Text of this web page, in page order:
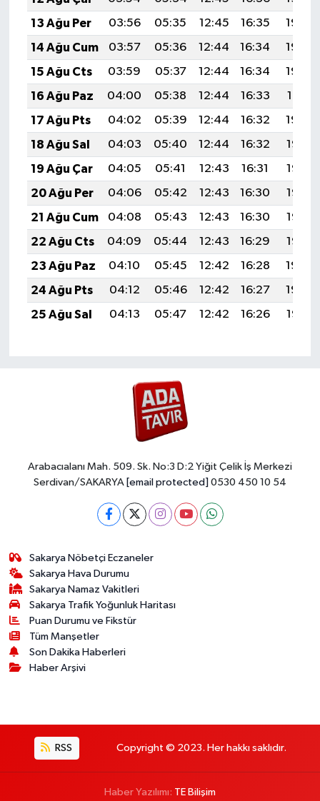
13 Ağu Per
03:56 05:35 12:45 16:35
19:45
14 Ağu Cum
03:57 05:36 12:44 16:34
19:43
15 Ağu Cts
03:59 05:37 12:44 16:34
19:42
16 Ağu Paz
04:00 05:38 12:44 16:33
19:41
17 Ağu Pts
04:02 05:39 12:44 16:32
19:39
18 Ağu Sal
04:03 05:40 12:44 16:32
19:38
19 Ağu Çar
04:05 05:41 12:43 16:31
19:36
20 Ağu Per
04:06 05:42 12:43 16:30
19:35
21 Ağu Cum
04:08 05:43 12:43 16:30
19:33
22 Ağu Cts
04:09 05:44 12:43 16:29
19:32
23 Ağu Paz
04:10 05:45 12:42 16:28
19:30
24 Ağu Pts
04:12 05:46 12:42 16:27
19:29
25 Ağu Sal
04:13 05:47 12:42 16:26 19:27
Arabacıalanı Mah. 509. Sk. No:3 D:2 Yiğit Çelik İş Merkezi
Serdivan/SAKARYA [email protected] 0530 450 10 54
Sakarya Nöbetçi Eczaneler
Sakarya Hava Durumu
Sakarya Namaz Vakitleri
Sakarya Trafik Yoğunluk Haritası
Puan Durumu ve Fikstür
Tüm Manşetler
Son Dakika Haberleri
Haber Arşivi
RSS Copyright © 2023. Her hakkı saklıdır.
Haber Yazılımı: TE Bilişim